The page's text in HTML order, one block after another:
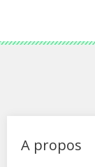
A propos